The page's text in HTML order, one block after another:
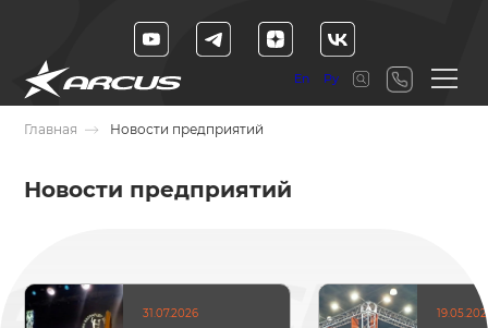
En Ру
Главная Новости предприятий
Новости предприятий
31.07.2026